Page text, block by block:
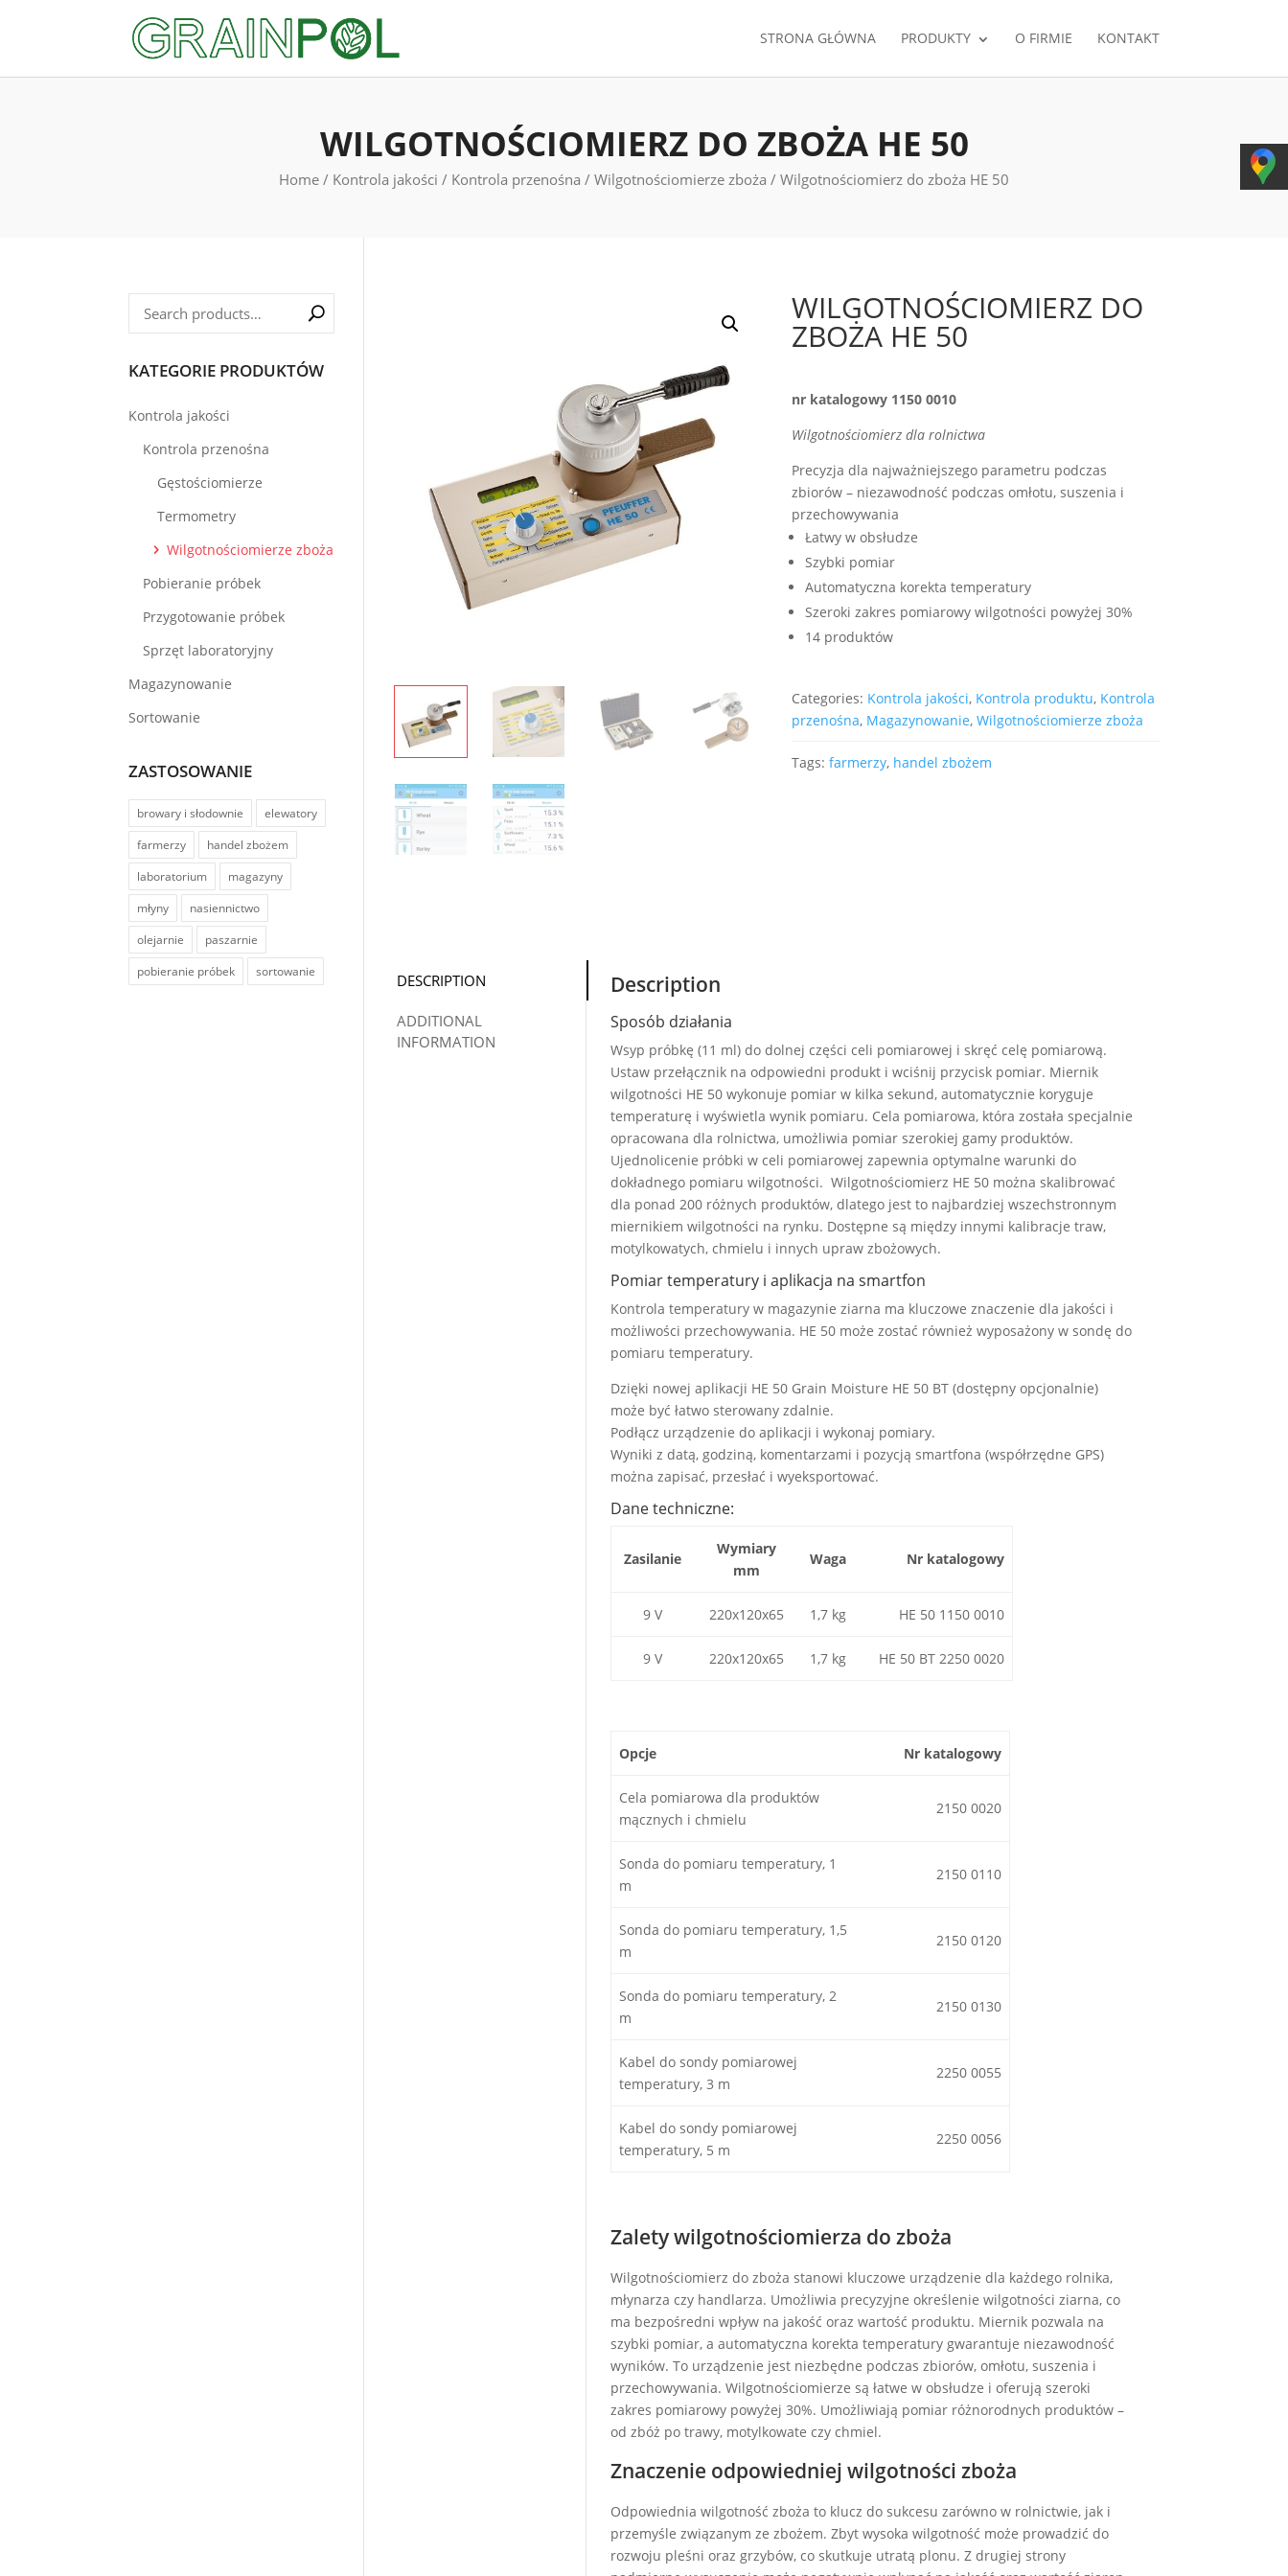
STRONA GŁÓWNA PRODUKTY O FIRMIE KONTAKT
WILGOTNOŚCIOMIERZ DO ZBOŻA HE 50
Home / Kontrola jakości / Kontrola przenośna / Wilgotnościomierze zboża / Wilgotnościomierz do zboża HE 50
WILGOTNOŚCIOMIERZ DO
ZBOŻA HE 50
nr katalogowy 1150 0010
Wilgotnościomierz dla rolnictwa
Precyzja dla najważniejszego parametru podczas
zbiorów – niezawodność podczas omłotu, suszenia i
przechowywania
Łatwy w obsłudze
Szybki pomiar
Automatyczna korekta temperatury
Szeroki zakres pomiarowy wilgotności powyżej 30%
14 produktów
Categories: Kontrola jakości, Kontrola produktu, Kontrola
przenośna, Magazynowanie,Wilgotnościomierze zboża
Tags:farmerzy, handel zbożem
DESCRIPTION
ADDITIONAL
INFORMATION
Description
Sposób działania
Wsyp próbkę (11 ml) do dolnej części celi pomiarowej i skręć celę pomiarową.
Ustaw przełącznik na odpowiedni produkt i wciśnij przycisk pomiar. Miernik
wilgotności HE 50 wykonuje pomiar w kilka sekund, automatycznie koryguje
temperaturę i wyświetla wynik pomiaru. Cela pomiarowa, która została specjalnie
opracowana dla rolnictwa, umożliwia pomiar szerokiej gamy produktów.
Ujednolicenie próbki w celi pomiarowej zapewnia optymalne warunki do
dokładnego pomiaru wilgotności. Wilgotnościomierz HE 50 można skalibrować
dla ponad 200 różnych produktów, dlatego jest to najbardziej wszechstronnym
miernikiem wilgotności na rynku. Dostępne są między innymi kalibracje traw,
motylkowatych, chmielu i innych upraw zbożowych.
Pomiar temperatury i aplikacja na smartfon
Kontrola temperatury w magazynie ziarna ma kluczowe znaczenie dla jakości i
możliwości przechowywania. HE 50 może zostać również wyposażony w sondę do
pomiaru temperatury.
Dzięki nowej aplikacji HE 50 Grain Moisture HE 50 BT (dostępny opcjonalnie)
może być łatwo sterowany zdalnie.
Podłącz urządzenie do aplikacji i wykonaj pomiary.
Wyniki z datą, godziną, komentarzami i pozycją smartfona (współrzędne GPS)
można zapisać, przesłać i wyeksportować.
Dane techniczne:
Zasilanie
Wymiary
mm
Waga Nr katalogowy
9 V 220x120x65 1,7 kg HE 50 1150 0010
9 V 220x120x65 1,7 kg HE 50 BT 2250 0020
Opcje Nr katalogowy
Cela pomiarowa dla produktów
mącznych i chmielu
2150 0020
Sonda do pomiaru temperatury, 1
m
2150 0110
Sonda do pomiaru temperatury, 1,5
m
2150 0120
Sonda do pomiaru temperatury, 2
m
2150 0130
Kabel do sondy pomiarowej
temperatury, 3 m
2250 0055
Kabel do sondy pomiarowej
temperatury, 5 m
2250 0056
Zalety wilgotnościomierza do zboża
Wilgotnościomierz do zboża stanowi kluczowe urządzenie dla każdego rolnika,
młynarza czy handlarza. Umożliwia precyzyjne określenie wilgotności ziarna, co
ma bezpośredni wpływ na jakość oraz wartość produktu. Miernik pozwala na
szybki pomiar, a automatyczna korekta temperatury gwarantuje niezawodność
wyników. To urządzenie jest niezbędne podczas zbiorów, omłotu, suszenia i
przechowywania. Wilgotnościomierze są łatwe w obsłudze i oferują szeroki
zakres pomiarowy powyżej 30%. Umożliwiają pomiar różnorodnych produktów –
od zbóż po trawy, motylkowate czy chmiel.
Znaczenie odpowiedniej wilgotności zboża
Odpowiednia wilgotność zboża to klucz do sukcesu zarówno w rolnictwie, jak i
przemyśle związanym ze zbożem. Zbyt wysoka wilgotność może prowadzić do
rozwoju pleśni oraz grzybów, co skutkuje utratą plonu. Z drugiej strony
KATEGORIE PRODUKTÓW
Kontrola jakości
Kontrola przenośna
Gęstościomierze
Termometry
Wilgotnościomierze zboża
Pobieranie próbek
Przygotowanie próbek
Sprzęt laboratoryjny
Magazynowanie
Sortowanie
ZASTOSOWANIE
browary i słodownie
elewatory
farmerzy
handel zbożem
laboratorium
magazyny
młyny
nasiennictwo
olejarnie
paszarnie
pobieranie próbek
sortowanie